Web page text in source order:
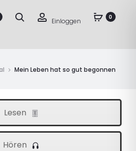
Suche Account
Einloggen 0
Mein Leben hat so gut begonnen
Lesen
Hören